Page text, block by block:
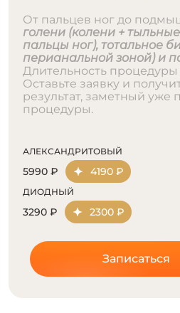
От пальцев ног до
голени (колени +
пальцы ног), тотальное
перианальной зоной) и
Длительность
Оставьте заявку и
результат, заметный уже
процедуры.
АЛЕКСАНДРИТОВЫЙ
5990 ₽ 4190 ₽
ДИОДНЫЙ
3290 ₽ 2300 ₽
Записаться